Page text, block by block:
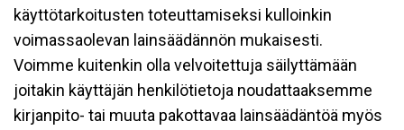
käyttötarkoitusten toteuttamiseksi kulloinkin
voimassaolevan lainsäädännön mukaisesti.
Voimme kuitenkin olla velvoitettuja säilyttämään
joitakin käyttäjän henkilötietoja noudattaaksemme
kirjanpito- tai muuta pakottavaa lainsäädäntöä myös